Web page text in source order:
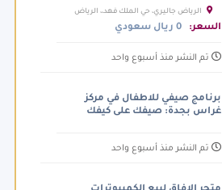
الرياض جاليري، حي الملك فهد،، الرياض
السعودية
السعر: 0 ريال سعودي
تم النشر منذ أسبوع واحد
برنامج صيفي للاطفال في مركز
غراس بجدة: صيفك على كيفك
تم النشر منذ أسبوع واحد